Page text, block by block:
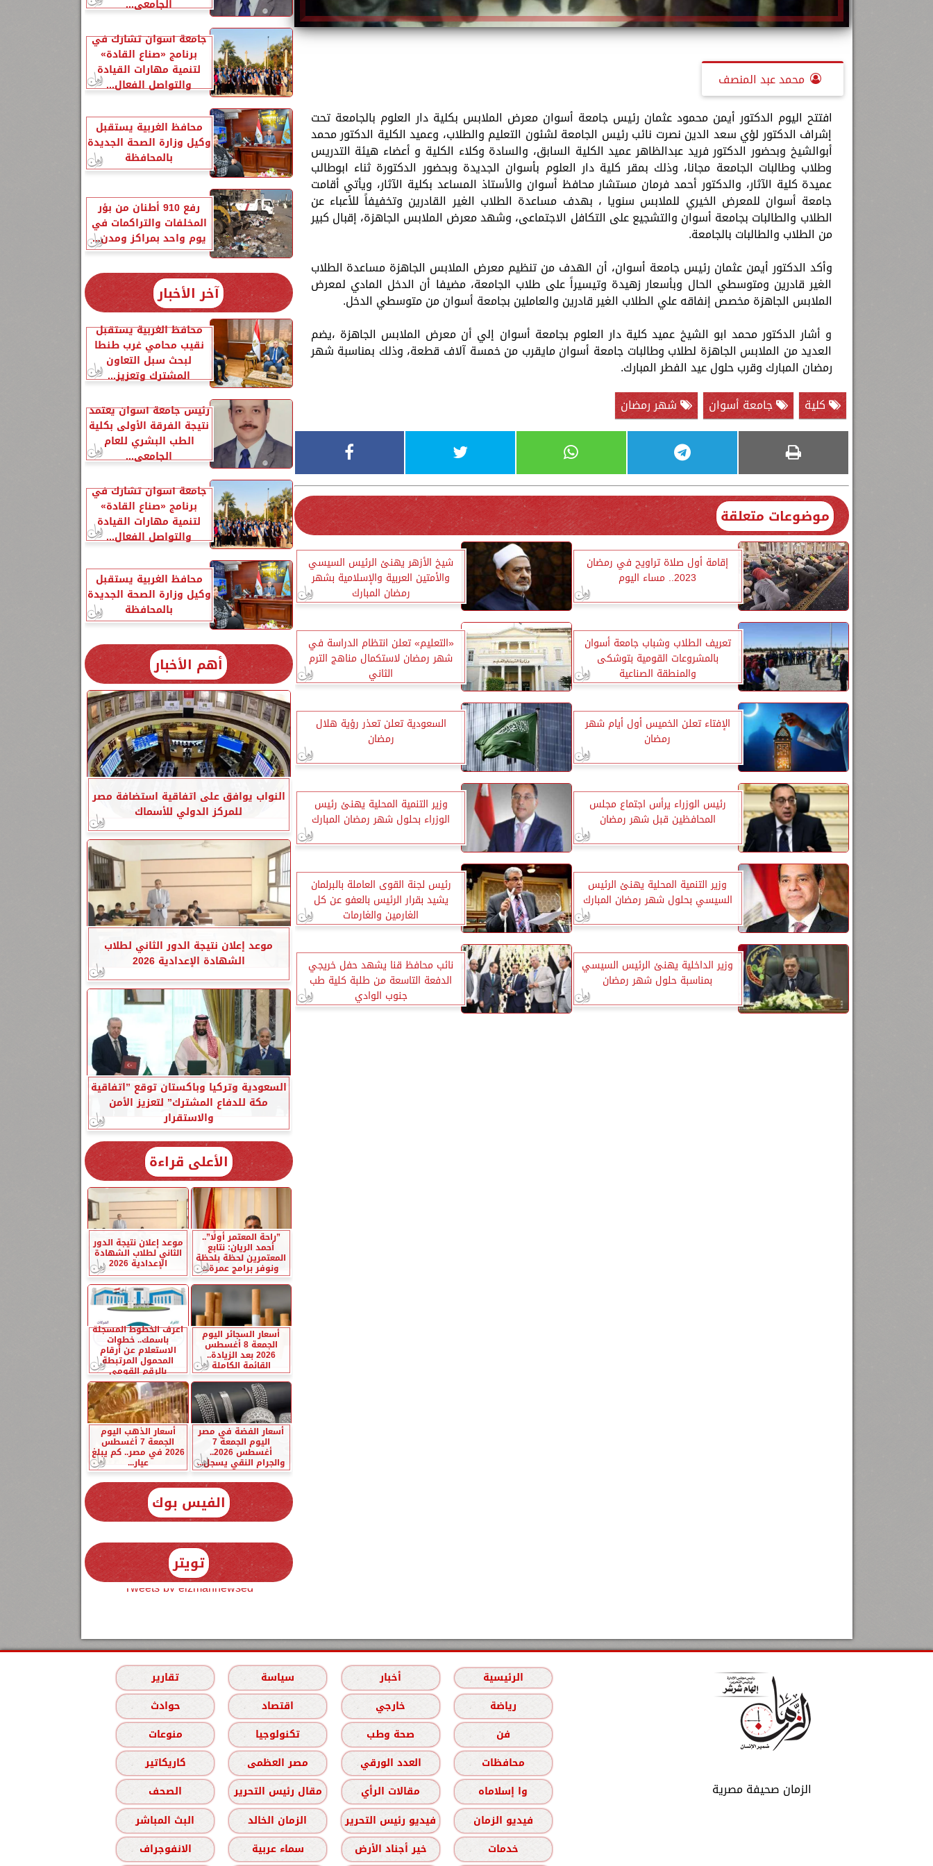
محمد عبد المنصف
افتتح اليوم الدكتور أيمن محمود عثمان رئيس جامعة أسوان معرض الملابس بكلية دار العلوم بالجامعة تحت
إشراف الدكتور لؤي سعد الدين نصرت نائب رئيس الجامعة لشئون التعليم والطلاب، وعميد الكلية الدكتور محمد
أبوالشيخ وبحضور الدكتور فريد عبدالظاهر عميد الكلية السابق، والسادة وكلاء الكلية و أعضاء هيئة التدريس
وطلاب وطالبات الجامعة مجانا، وذلك بمقر كلية دار العلوم بأسوان الجديدة وبحضور الدكتورة ثناء ابوطالب
عميدة كلية الآثار، والدكتور أحمد فرمان مستشار محافظ أسوان والأستاذ المساعد بكلية الآثار، ويأتي أقامت
جامعة أسوان للمعرض الخيري للملابس سنويا ، بهدف مساعدة الطلاب الغير القادرين وتخفيفاً للأعباء عن
الطلاب والطالبات بجامعة أسوان والتشجيع على التكافل الاجتماعى، وشهد معرض الملابس الجاهزة، إقبال كبير
من الطلاب والطالبات بالجامعة.
وأكد الدكتور أيمن عثمان رئيس جامعة أسوان، أن الهدف من تنظيم معرض الملابس الجاهزة مساعدة الطلاب
الغير قادرين ومتوسطي الحال وبأسعار زهيدة وتيسيراً على طلاب الجامعة، مضيفا أن الدخل المادي لمعرض
الملابس الجاهزة مخصص إنفاقه علي الطلاب الغير قادرين والعاملين بجامعة أسوان من متوسطي الدخل.
و أشار الدكتور محمد ابو الشيخ عميد كلية دار العلوم بجامعة أسوان إلي أن معرض الملابس الجاهزة ،يضم
العديد من الملابس الجاهزة لطلاب وطالبات جامعة أسوان مايقرب من خمسة آلاف قطعة، وذلك بمناسبة شهر
رمضان المبارك وقرب حلول عيد الفطر المبارك.
كلية
جامعة أسوان شهر رمضان
موضوعات متعلقة
إقامة أول صلاة تراويح في رمضان
2023.. مساء اليوم
شيخ الأزهر يهنئ الرئيس السيسي
والأمتين العربية والإسلامية بشهر
رمضان المبارك
تعريف الطلاب وشباب جامعة أسوان
بالمشروعات القومية بتوشكى
والمنطقة الصناعية
«التعليم» تعلن انتظام الدراسة في
شهر رمضان لاستكمال مناهج الترم
الثاني
الإفتاء تعلن الخميس أول أيام شهر
رمضان
السعودية تعلن تعذر رؤية هلال
رمضان
رئيس الوزراء يرأس اجتماع مجلس
المحافظين قبل شهر رمضان
وزير التنمية المحلية يهنئ رئيس
الوزراء بحلول شهر رمضان المبارك
وزير التنمية المحلية يهنئ الرئيس
السيسي بحلول شهر رمضان المبارك
رئيس لجنة القوى العاملة بالبرلمان
يشيد بقرار الرئيس بالعفو عن كل
الغارمين والغارمات
وزير الداخلية يهنئ الرئيس السيسي
بمناسبة حلول شهر رمضان
نائب محافظ قنا يشهد حفل خريجي
الدفعة التاسعة من طلبة كلية طب
جنوب الوادي
الجامعي...
جامعة أسوان تشارك في
برنامج «صناع القادة»
لتنمية مهارات القيادة
والتواصل الفعال...
محافظ الغربية يستقبل
وكيل وزارة الصحة الجديدة
بالمحافظة
رفع 910 أطنان من بؤر
المخلفات والتراكمات في
يوم واحد بمراكز ومدن...
آخر الأخبار
محافظ الغربية يستقبل
نقيب محامي غرب طنطا
لبحث سبل التعاون
المشترك وتعزيز...
رئيس جامعة أسوان يعتمد
نتيجة الفرقة الأولى بكلية
الطب البشري للعام
الجامعي...
جامعة أسوان تشارك في
برنامج «صناع القادة»
لتنمية مهارات القيادة
والتواصل الفعال...
محافظ الغربية يستقبل
وكيل وزارة الصحة الجديدة
بالمحافظة
أهم الأخبار
النواب يوافق على اتفاقية استضافة مصر
للمركز الدولي للأسماك
موعد إعلان نتيجة الدور الثاني لطلاب
الشهادة الإعدادية 2026
السعودية وتركيا وباكستان توقع ”اتفاقية
مكة للدفاع المشترك” لتعزيز الأمن
والاستقرار
الأعلى قراءة
”راحة المعتمر أولًا”..
أحمد الريان: نتابع
المعتمرين لحظة بلحظة
ونوفر برامج عمرة...
موعد إعلان نتيجة الدور
الثاني لطلاب الشهادة
الإعدادية 2026
أسعار السجائر اليوم
الجمعة 8 أغسطس
2026 بعد الزيادة..
القائمة الكاملة
اعرف الخطوط المسجلة
باسمك.. خطوات
الاستعلام عن أرقام
المحمول المرتبطة
بالرقم القومي
أسعار الفضة في مصر
اليوم الجمعة 7
أغسطس 2026..
والجرام النقي يسجل...
أسعار الذهب اليوم
الجمعة 7 أغسطس
2026 في مصر.. كم يبلغ
عيار...
الفيس بوك
تويتر
Tweets by elzmannewseg
الزمان صحيفة مصرية
الرئيسية أخبار سياسة
تقارير
رياضة
خارجي اقتصاد
حوادث
فن
صحة وطب تكنولوجيا
منوعات
محافظات
العدد الورقي مصر العظمى
كاريكاتير
وا إسلاماه
مقالات الرأي مقال رئيس التحرير
الصحف
فيديو الزمان
فيديو رئيس التحرير الزمان الخالد
البث المباشر
خدمات
خير أجناد الأرض سماء عربية الانفوجراف